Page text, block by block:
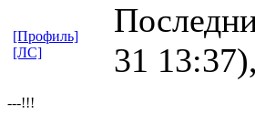
31
[Профиль]
[ЛС]
---!!!